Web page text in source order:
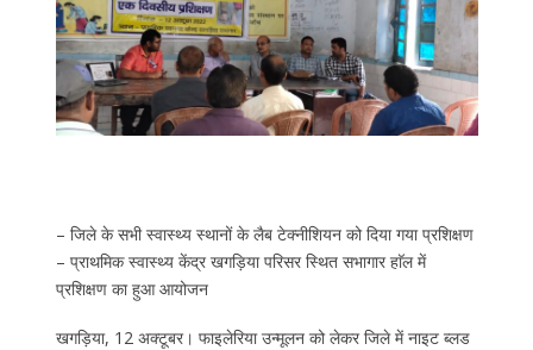
– जिले के सभी स्वास्थ्य स्थानों के लैब टेक्नीशियन को दिया गया प्रशिक्षण
– प्राथमिक स्वास्थ्य केंद्र खगड़िया परिसर स्थित सभागार हाॅल में
प्रशिक्षण का हुआ आयोजन
खगड़िया, 12 अक्टूबर। फाइलेरिया उन्मूलन को लेकर जिले में नाइट ब्लड